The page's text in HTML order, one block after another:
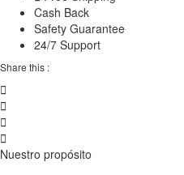
Cash Back
Safety Guarantee
24/7 Support
Share this :
Nuestro propósito